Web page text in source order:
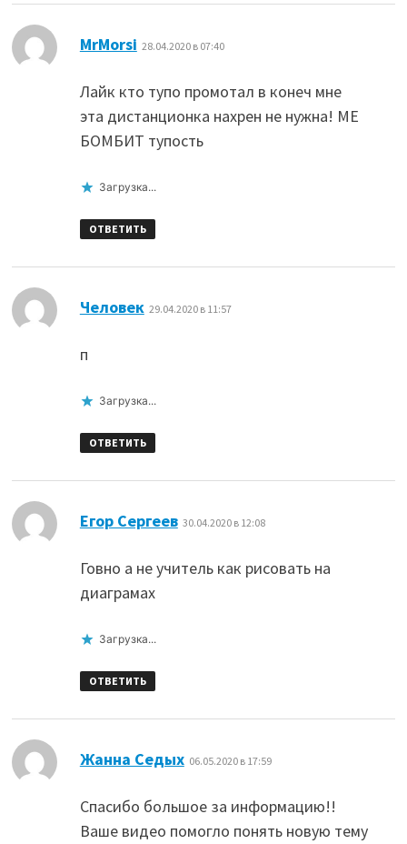
MrMorsi 28.04.2020 в 07:40
Лайк кто тупо промотал в конеч мне
эта дистанционка нахрен не нужна! МЕ
БОМБИТ тупость
Загрузка...
ОТВЕТИТЬ
Человек 29.04.2020 в 11:57
п
Загрузка...
ОТВЕТИТЬ
Егор Сергеев: 30.04.2020 в 12:08
Говно а не учитель как рисовать на
диаграмах
Загрузка...
ОТВЕТИТЬ
Жанна Седых: 06.05.2020 в 17:59
Спасибо большое за информацию!!
Ваше видео помогло понять новую тему